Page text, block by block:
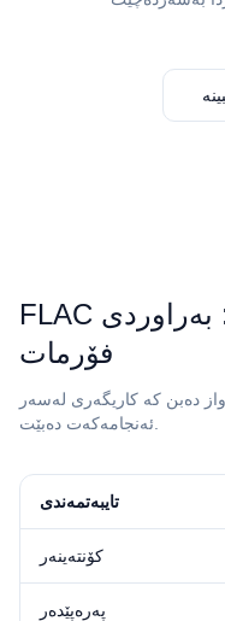
فۆرمات
دەبن کە کاریگەری لەسەر
تایبەتمەندی
کۆنتەینەر
پەرەپێدەر